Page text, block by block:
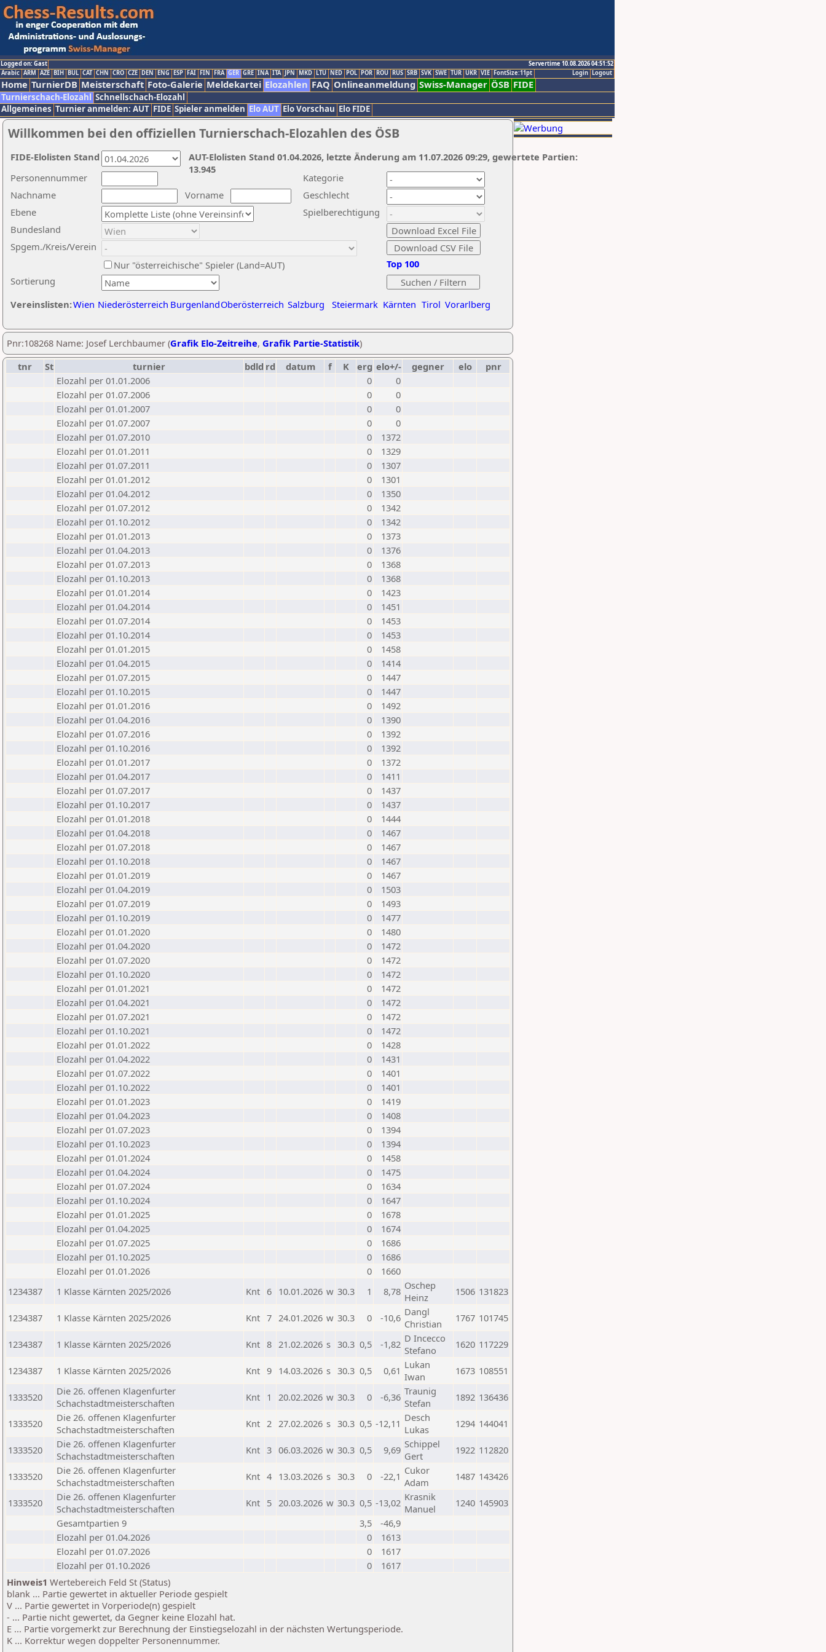
Logged on: Gast
Servertime 10.08.2026 04:51:52
Logout
Login
Arabic ARM AZE BIH BUL CAT CHN CRO CZE DEN ENG ESP FAI FIN FRA GER GRE INA ITA JPN MKD LTU NED POL POR ROU RUS SRB SVK SWE TUR UKR VIE FontSize:11pt
Home TurnierDB Meisterschaft Foto-Galerie Meldekartei Elozahlen FAQ Onlineanmeldung Swiss-Manager ÖSB FIDE
Turnierschach-Elozahl Schnellschach-Elozahl
Allgemeines Turnier anmelden: AUT FIDE Spieler anmelden Elo AUT Elo Vorschau Elo FIDE
Willkommen bei den offiziellen Turnierschach-Elozahlen des ÖSB
Nachname
Vorname
Ebene
Kategorie
Sortierung
Personennummer
Bundesland
Spgem./Kreis/Verein
Geschlecht
Nur "österreichische" Spieler (Land=AUT)
Spielberechtigung
Vereinslisten:Wien Niederösterreich BurgenlandOberösterreich Salzburg Steiermark Kärnten Tirol Vorarlberg
Top 100
AUT-Elolisten Stand 01.04.2026, letzte Änderung am 11.07.2026 09:29, gewertete Partien:
13.945
FIDE-Elolisten Stand
Pnr:108268 Name: Josef Lerchbaumer (Grafik Elo-Zeitreihe, Grafik Partie-Statistik)
tnr
St turnier bdld rd datum f K erg elo+/- gegner elo
pnr
Elozahl per 01.01.2006
0
0
Elozahl per 01.07.2006
0
0
Elozahl per 01.01.2007
0
0
Elozahl per 01.07.2007
0
0
Elozahl per 01.07.2010
0
1372
Elozahl per 01.01.2011
0
1329
Elozahl per 01.07.2011
0
1307
Elozahl per 01.01.2012
0
1301
Elozahl per 01.04.2012
0
1350
Elozahl per 01.07.2012
0
1342
Elozahl per 01.10.2012
0
1342
Elozahl per 01.01.2013
0
1373
Elozahl per 01.04.2013
0
1376
Elozahl per 01.07.2013
0
1368
Elozahl per 01.10.2013
0
1368
Elozahl per 01.01.2014
0
1423
Elozahl per 01.04.2014
0
1451
Elozahl per 01.07.2014
0
1453
Elozahl per 01.10.2014
0
1453
Elozahl per 01.01.2015
0
1458
Elozahl per 01.04.2015
0
1414
Elozahl per 01.07.2015
0
1447
Elozahl per 01.10.2015
0
1447
Elozahl per 01.01.2016
0
1492
Elozahl per 01.04.2016
0
1390
Elozahl per 01.07.2016
0
1392
Elozahl per 01.10.2016
0
1392
Elozahl per 01.01.2017
0
1372
Elozahl per 01.04.2017
0
1411
Elozahl per 01.07.2017
0
1437
Elozahl per 01.10.2017
0
1437
Elozahl per 01.01.2018
0
1444
Elozahl per 01.04.2018
0
1467
Elozahl per 01.07.2018
0
1467
Elozahl per 01.10.2018
0
1467
Elozahl per 01.01.2019
0
1467
Elozahl per 01.04.2019
0
1503
Elozahl per 01.07.2019
0
1493
Elozahl per 01.10.2019
0
1477
Elozahl per 01.01.2020
0
1480
Elozahl per 01.04.2020
0
1472
Elozahl per 01.07.2020
0
1472
Elozahl per 01.10.2020
0
1472
Elozahl per 01.01.2021
0
1472
Elozahl per 01.04.2021
0
1472
Elozahl per 01.07.2021
0
1472
Elozahl per 01.10.2021
0
1472
Elozahl per 01.01.2022
0
1428
Elozahl per 01.04.2022
0
1431
Elozahl per 01.07.2022
0
1401
Elozahl per 01.10.2022
0
1401
Elozahl per 01.01.2023
0
1419
Elozahl per 01.04.2023
0
1408
Elozahl per 01.07.2023
0
1394
Elozahl per 01.10.2023
0
1394
Elozahl per 01.01.2024
0
1458
Elozahl per 01.04.2024
0
1475
Elozahl per 01.07.2024
0
1634
Elozahl per 01.10.2024
0
1647
Elozahl per 01.01.2025
0
1678
Elozahl per 01.04.2025
0
1674
Elozahl per 01.07.2025
0
1686
Elozahl per 01.10.2025
0
1686
Elozahl per 01.01.2026
0
1660
1234387
1 Klasse Kärnten 2025/2026 Knt 6 10.01.2026 w 30.3 1 8,78 Oschep
Heinz
1506 131823
1234387 1 Klasse Kärnten 2025/2026 Knt 7 24.01.2026 w 30.3 0 -10,6 Dangl
Christian
1767 101745
1234387 1 Klasse Kärnten 2025/2026 Knt 8 21.02.2026 s 30.3 0,5 -1,82 D Incecco
Stefano
1620 117229
1234387 1 Klasse Kärnten 2025/2026 Knt 9 14.03.2026 s 30.3 0,5 0,61 Lukan
Iwan
1673 108551
1333520
Die 26. offenen Klagenfurter
Schachstadtmeisterschaften
Knt 1 20.02.2026 w 30.3 0 -6,36 Traunig
Stefan
1892 136436
1333520
Die 26. offenen Klagenfurter
Schachstadtmeisterschaften
Knt 2 27.02.2026 s 30.3 0,5 -12,11 Desch
Lukas
1294 144041
1333520
Die 26. offenen Klagenfurter
Schachstadtmeisterschaften
Knt 3 06.03.2026 w 30.3 0,5 9,69 Schippel
Gert
1922 112820
1333520
Die 26. offenen Klagenfurter
Schachstadtmeisterschaften
Knt 4 13.03.2026 s 30.3 0 -22,1 Cukor
Adam
1487 143426
1333520
Die 26. offenen Klagenfurter
Schachstadtmeisterschaften
Knt 5 20.03.2026 w 30.3 0,5 -13,02 Krasnik
Manuel
1240 145903
Gesamtpartien 9
3,5
-46,9
Elozahl per 01.04.2026
0
1613
Elozahl per 01.07.2026
0
1617
Elozahl per 01.10.2026
0
1617
Hinweis1 Wertebereich Feld St (Status)
blank ... Partie gewertet in aktueller Periode gespielt
V ... Partie gewertet in Vorperiode(n) gespielt
- ... Partie nicht gewertet, da Gegner keine Elozahl hat.
E ... Partie vorgemerkt zur Berechnung der Einstiegselozahl in der nächsten Wertungsperiode.
K ... Korrektur wegen doppelter Personennummer.